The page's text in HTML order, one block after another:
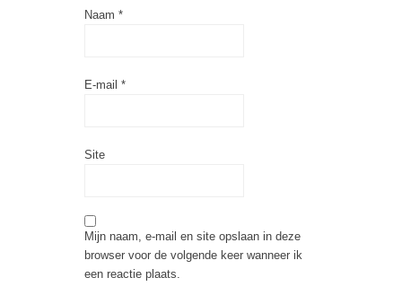
Naam *
E-mail *
Site
Mijn naam, e-mail en site opslaan in deze
browser voor de volgende keer wanneer ik
een reactie plaats.